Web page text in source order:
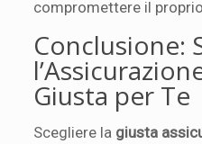
compromettere il
Conclusione:
Giusta per Te
Scegliere la giusta